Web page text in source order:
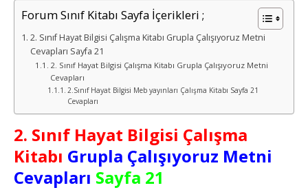
Forum Sınıf Kitabı Sayfa İçerikleri ;
2. Sınıf Hayat Bilgisi Çalışma Kitabı Grupla Çalışıyoruz Metni
Cevapları Sayfa 21
2. Sınıf Hayat Bilgisi Çalışma Kitabı Grupla Çalışıyoruz Metni
Cevapları
2.Sınıf Hayat Bilgisi Meb yayınları Çalışma Kitabı Sayfa 21
Cevapları
2. Sınıf Hayat Bilgisi Çalışma
Kitabı Grupla Çalışıyoruz Metni
Cevapları Sayfa 21